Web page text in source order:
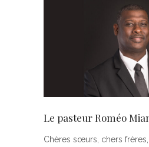
Le pasteur Roméo
Chères sœurs, chers